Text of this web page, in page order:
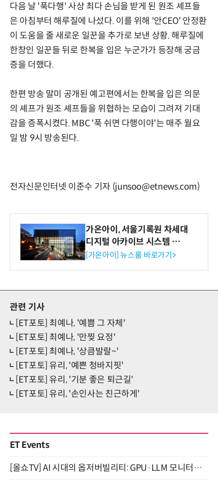
다음 날 '푹다행' 사상 최다 손님을 받게 된 원조 셰프들
은 아침부터 해루질에 나섰다. 이를 위해 '안CEO' 안정환
이 도움을 줄 새로운 일꾼을 추가로 보낸 상황. 해루질에
한창인 일꾼들 뒤로 한복을 입은 누군가가 등장해 궁금
증을 더했다.
한편 방송 말미 공개된 예고편에서는 한복을 입은 의문
의 셰프가 원조 셰프들을 위협하는 모습이 그려져 기대
감을 증폭시켰다. MBC '푹 쉬면 다행이야'는 매주 월요
일 밤 9시 방송된다.
전자신문인터넷 이준수 기자 (junsoo@etnews.com)
가온아이, 서울기록원 차세대
디지털 아카이브 시스템 구축
수행
[가온아이] 뉴스룸 바로가기>
관련 기사
[ET포토] 최예나, '예쁨 그 자체'
[ET포토] 최예나, '만찢 요정'
[ET포토] 최예나, '상큼발랄~'
[ET포토] 유리, '예쁜 청바지핏'
[ET포토] 유리, '기분 좋은 퇴근길'
[ET포토] 유리, '손인사는 친근하게'
ET Events
[올쇼TV] AI 시대의 옵저버빌리티: GPU·LLM 모니터링부터 AI 기반 장애 대응까지 (8/11 생방송)